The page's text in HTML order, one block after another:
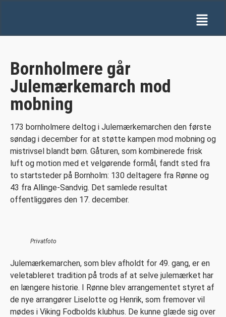
Bornholmere går
Julemærkemarch mod
mobning
173 bornholmere deltog i Julemærkemarchen den første
søndag i december for at støtte kampen mod mobning og
mistrivsel blandt børn. Gåturen, som kombinerede frisk
luft og motion med et velgørende formål, fandt sted fra
to startsteder på Bornholm: 130 deltagere fra Rønne og
43 fra Allinge-Sandvig. Det samlede resultat
offentliggøres den 17. december.
Privatfoto
Julemærkemarchen, som blev afholdt for 49. gang, er en
veletableret tradition på trods af at selve julemærket har
en længere historie. I Rønne blev arrangementet styret af
de nye arrangører Liselotte og Henrik, som fremover vil
mødes i Viking Fodbolds klubhus. De kunne glæde sig over